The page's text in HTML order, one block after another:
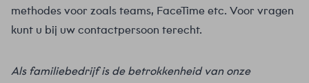
methodes voor zoals teams, FaceTime etc. Voor vragen
kunt u bij uw contactpersoon terecht.
Als familiebedrijf is de betrokkenheid van onze